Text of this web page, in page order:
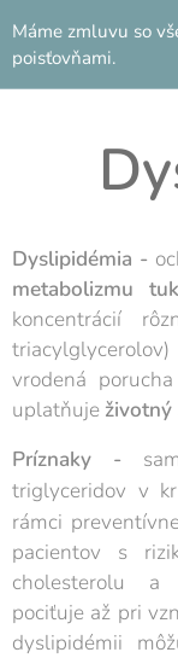
Máme zmluvu so
poisťovňami.
Dyslipidémia -
metabolizmu
koncentrácií
vrodená
uplatňuje životný
Príznaky -
triglyceridov v
rámci
pacientov s
cholesterolu a
pociťuje až pri
dyslipidémii